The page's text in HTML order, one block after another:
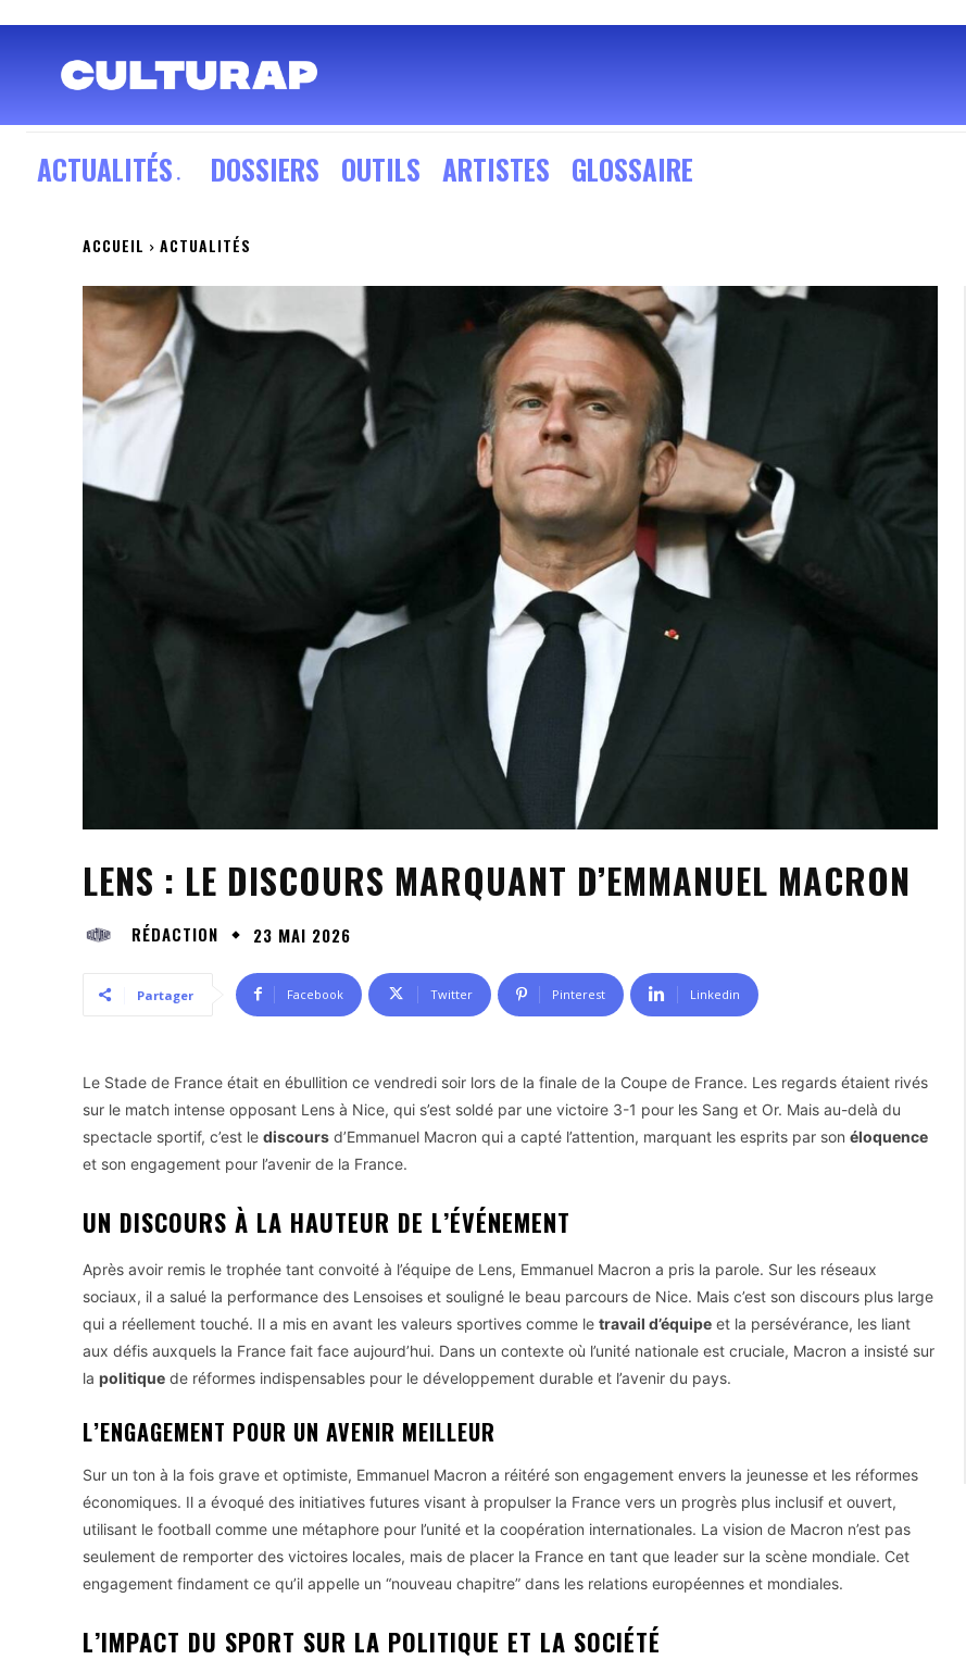
ACTUALITÉS DOSSIERS OUTILS ARTISTES GLOSSAIRE
ACCUEIL ACTUALITÉS
LENS : LE DISCOURS MARQUANT D’EMMANUEL MACRON
RÉDACTION 23 MAI 2026
Partager Facebook Twitter Pinterest Linkedin
Le Stade de France était en ébullition ce vendredi soir lors de la finale de la Coupe de France. Les regards étaient rivés
sur le match intense opposant Lens à Nice, qui s’est soldé par une victoire 3-1 pour les Sang et Or. Mais au-delà du
spectacle sportif, c’est le discours d’Emmanuel Macron qui a capté l’attention, marquant les esprits par son éloquence
et son engagement pour l’avenir de la France.
UN DISCOURS À LA HAUTEUR DE L’ÉVÉNEMENT
Après avoir remis le trophée tant convoité à l’équipe de Lens, Emmanuel Macron a pris la parole. Sur les réseaux
sociaux, il a salué la performance des Lensoises et souligné le beau parcours de Nice. Mais c’est son discours plus large
qui a réellement touché. Il a mis en avant les valeurs sportives comme le travail d’équipe et la persévérance, les liant
aux défis auxquels la France fait face aujourd’hui. Dans un contexte où l’unité nationale est cruciale, Macron a insisté sur
la politique de réformes indispensables pour le développement durable et l’avenir du pays.
L’ENGAGEMENT POUR UN AVENIR MEILLEUR
Sur un ton à la fois grave et optimiste, Emmanuel Macron a réitéré son engagement envers la jeunesse et les réformes
économiques. Il a évoqué des initiatives futures visant à propulser la France vers un progrès plus inclusif et ouvert,
utilisant le football comme une métaphore pour l’unité et la coopération internationales. La vision de Macron n’est pas
seulement de remporter des victoires locales, mais de placer la France en tant que leader sur la scène mondiale. Cet
engagement findament ce qu’il appelle un “nouveau chapitre” dans les relations européennes et mondiales.
L’IMPACT DU SPORT SUR LA POLITIQUE ET LA SOCIÉTÉ